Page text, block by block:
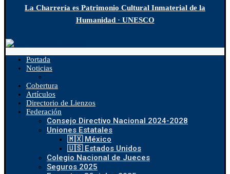
La Charrería es Patrimonio Cultural Inmaterial de la
Humanidad · UNESCO
Portada
Noticias
Cobertura
Artículos
Directorio de Lienzos
Federación
Consejo Directivo Nacional 2024-2028
Uniones Estatales
🇲🇽 México
🇺🇸 Estados Unidos
Colegio Nacional de Jueces
Seguros 2025